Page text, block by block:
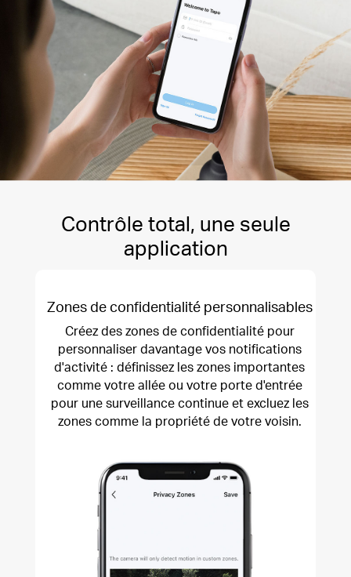
Contrôle total, une seule
application
Zones de confidentialité personnalisables
Créez des zones de confidentialité pour
personnaliser davantage vos notifications
d'activité : définissez les zones importantes
comme votre allée ou votre porte d'entrée
pour une surveillance continue et excluez les
zones comme la propriété de votre voisin.